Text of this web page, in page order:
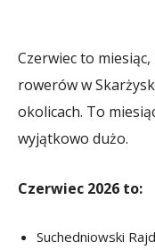
Czerwiec to
rowerów w
okolicach. To
wyjątkowo dużo.
Czerwiec 2026 to:
Suchedniowski